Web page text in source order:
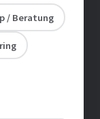
/ Beratung